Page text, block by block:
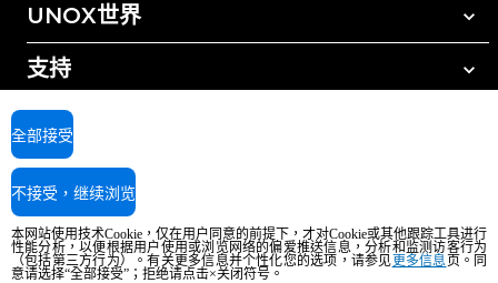
所有配件
手动清洗清洁剂
树脂过滤水处理
反渗透水处理
UNOX世界
我们在全球的办事处
支持
UNOX质保
查找经销商
查找服务中心
版权所有2026 UNOX SpA保留所有权利。Reg.Imp.Padova n°04230750285 -
REA Padova 372835 - Cap.Soc.5.000.000€iv - 增值税/税号04230750285 - IT
WEEE Reg. No. IT08020000000377
AI Content Disclaimer
本网站使用技术Cookie，仅在用户同意的前提下，才对Cookie或其他跟踪工具进行
性能分析，以便根据用户使用或浏览网络的偏爱推送信息，分析和监测访客行为
（包括第三方行为）。有关更多信息并个性化您的选项，请参见更多信息 页。同
意请选择“全部接受”；拒绝请点击×关闭符号。
全部接受
不接受，继续浏览